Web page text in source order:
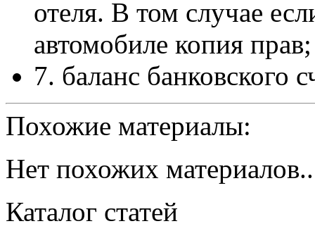
отеля. В том случае
автомобиле копия прав;
7. баланс банковского
Похожие материалы:
Нет похожих
Каталог статей